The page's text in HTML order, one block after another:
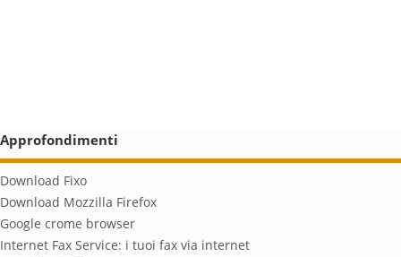
Approfondimenti
Download Fixo
Download Mozzilla Firefox
Google crome browser
Internet Fax Service: i tuoi fax via internet